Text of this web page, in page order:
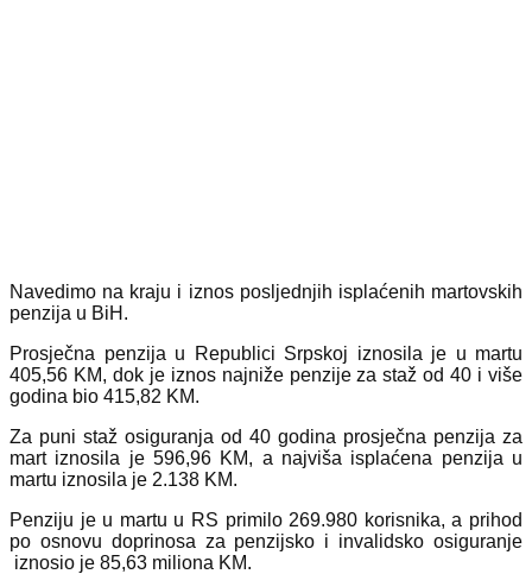
Navedimo na kraju i iznos posljednjih isplaćenih martovskih
penzija u BiH.
Prosječna penzija u Republici Srpskoj iznosila je u martu
405,56 KM, dok je iznos najniže penzije za staž od 40 i više
godina bio 415,82 KM.
Za puni staž osiguranja od 40 godina prosječna penzija za
mart iznosila je 596,96 KM, a najviša isplaćena penzija u
martu iznosila je 2.138 KM.
Penziju je u martu u RS primilo 269.980 korisnika, a prihod
po osnovu doprinosa za penzijsko i invalidsko osiguranje
iznosio je 85,63 miliona KM.